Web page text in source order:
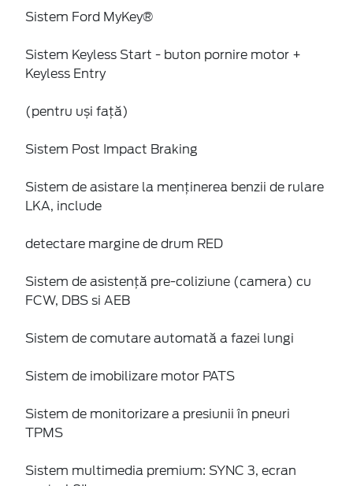
Sistem Ford MyKey®
Sistem Keyless Start - buton pornire motor +
Keyless Entry
(pentru uși față)
Sistem Post Impact Braking
Sistem de asistare la menținerea benzii de rulare
LKA, include
detectare margine de drum RED
Sistem de asistenţă pre-coliziune (camera) cu
FCW, DBS si AEB
Sistem de comutare automată a fazei lungi
Sistem de imobilizare motor PATS
Sistem de monitorizare a presiunii în pneuri
TPMS
Sistem multimedia premium: SYNC 3, ecran